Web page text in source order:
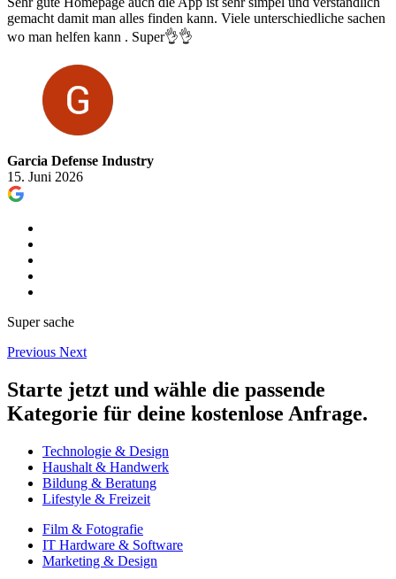
gemacht damit man alles finden kann. Viele unterschiedliche sachen
wo man helfen kann . Super👌👌
Garcia Defense Industry
15. Juni 2026
Super sache
Previous Next
Starte jetzt und wähle die passende
Kategorie für deine kostenlose Anfrage.
Technologie & Design
Haushalt & Handwerk
Bildung & Beratung
Lifestyle & Freizeit
Film & Fotografie
IT Hardware & Software
Marketing & Design